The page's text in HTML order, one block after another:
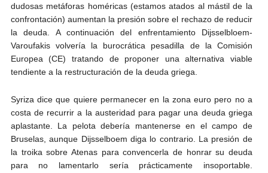
dudosas metáforas homéricas (estamos atados al mástil de la
confrontación) aumentan la presión sobre el rechazo de reducir
la deuda. A continuación del enfrentamiento Dijsselbloem-
Varoufakis volvería la burocrática pesadilla de la Comisión
Europea (CE) tratando de proponer una alternativa viable
tendiente a la restructuración de la deuda griega.
Syriza dice que quiere permanecer en la zona euro pero no a
costa de recurrir a la austeridad para pagar una deuda griega
aplastante. La pelota debería mantenerse en el campo de
Bruselas, aunque Dijsselboem diga lo contrario. La presión de
la troika sobre Atenas para convencerla de honrar su deuda
para no lamentarlo sería prácticamente insoportable.